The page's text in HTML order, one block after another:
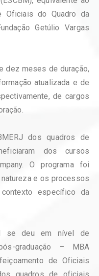
Oficiais do Quadro da
Getúlio Vargas
dez meses de duração,
atualizada e de
de cargos
dos quadros de
dos cursos
O programa foi
e os processos
específico da
se deu em nível de
graduação – MBA
de Oficiais